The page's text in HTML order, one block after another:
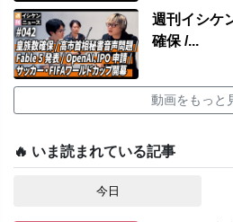
週刊イシケ
確保 /...
動画をもっと
🔥 いま読まれている記事
今日